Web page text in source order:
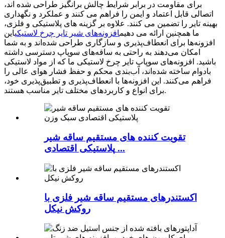
برای مقاومت در برابر شرایط چالش برانگیز طراحی شده اند،
اتصالی قابل اعتماد و ایمن را فراهم می کنند و عملکرد و نگهداری
بهینه تایر را تضمین می کنند. علاوه بر گزینه های پلاستیکی و فلزی،
ما همچنین ارائه می دهیمافزونه‌های شیر تایر چرخ لاستیکیاین
افزونه‌ها برای انعطاف‌پذیری و سازگاری طراحی شده‌اند و به شما
امکان می‌دهند به راحتی به ساقه‌های سوپاپ دسترسی داشته
باشید. افزونه‌های سوپاپ تایر چرخ لاستیکی ما که از مواد لاستیکی
بادوام ساخته شده‌اند، آب‌بندی محکم و حفظ فشار هوای عالی را
فراهم می‌کنند. این افزونه‌ها با انعطاف‌پذیری و تطبیق‌پذیری خود،
برای انواع و کاربردهای مختلف تایر مناسب هستند.
تقویت کننده های مستقیم ساقه شیر
پلاستیکی اقتصادی ...
اکستندرهای مستقیم ساقه شیر فلزی با
روکش نیکل